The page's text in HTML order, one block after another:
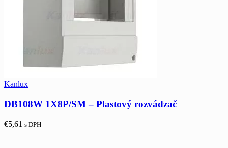
Kanlux
DB108W 1X8P/SM – Plastový rozvádzač
€5,61 s DPH